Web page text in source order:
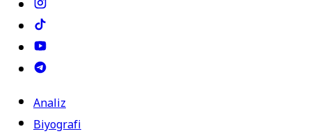
Analiz
Biyografi